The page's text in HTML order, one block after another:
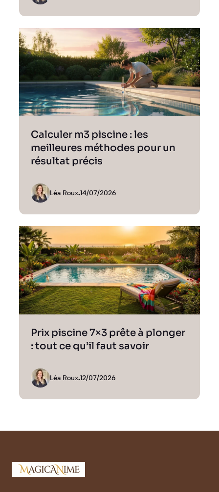
Calculer m3 piscine : les
meilleures méthodes pour un
résultat précis
Léa Roux.14/07/2026
Prix piscine 7×3 prête à plonger
: tout ce qu’il faut savoir
Léa Roux.12/07/2026